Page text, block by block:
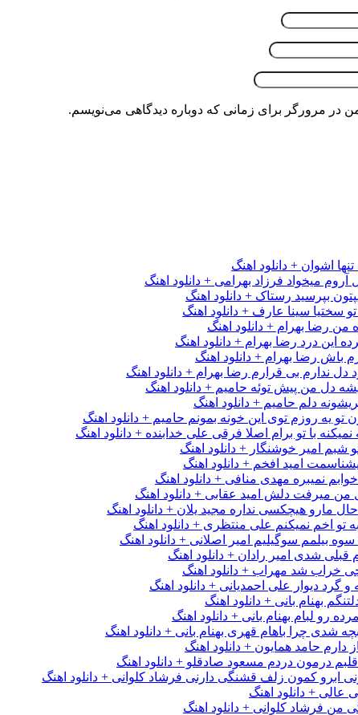
در مرورگر برای زمانی که دوباره دیدگاهی می‌نویسم.
اشوان + دانلود اهنگ
میخواد فرزاد بهرامی + دانلود اهنگ
بپرسید رستاک + دانلود اهنگ
سختیا سینا عارف + دانلود اهنگ
من رضا بهرام + دانلود اهنگ
این درد رضا بهرام + دانلود اهنگ
باش رضا بهرام + دانلود اهنگ
دل ندارم بی قرارم رضا بهرام + دانلود اهنگ
دل من پیش توئه حامیم + دانلود اهنگ
دلم حامیم + دانلود اهنگ
تو یه روزم توی این خونه بمونم حامیم + دانلود اهنگ
با تو برام اصلا فرقی علی خدابنده + دانلود اهنگ
امیر خوشنگار + دانلود اهنگ
امید افخم + دانلود اهنگ
نمیبره مهدی منافی + دانلود اهنگ
میرفت دلش امید عقابی + دانلود اهنگ
حال مارو هیچکسی نداره مجید یلان + دانلود اهنگ
تو اخم نمیکنم علی منتظری + دانلود اهنگ
بیلمم سوگیلیم امیر اصلانی + دانلود اهنگ
قبلی شدی امیر رادان + دانلود اهنگ
خراب شد مهراب + دانلود اهنگ
دیوار علی احمدیانی + دانلود اهنگ
بهنام بانی + دانلود اهنگ
رو لبام بهنام بانی + دانلود اهنگ
شدی چرا باهام قهری بهنام بانی + دانلود اهنگ
دارم حامد همایون + دانلود اهنگ
درمون دردم مسعود صادقلو + دانلود اهنگ
ابرو کمون زلف قشنگی دارنی فرشاد کلوانی + دانلود اهنگ
عالی + دانلود اهنگ
فرشاد کلوانی + دانلود اهنگ